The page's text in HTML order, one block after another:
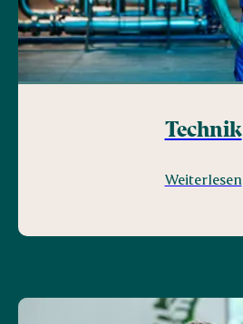
Technik
Weiterlesen